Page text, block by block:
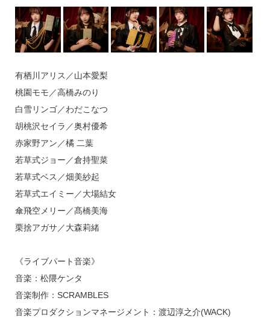
有栖川アリス／山本愛梨
桃園モモ／高橋みのり
白雪リンゴ／わだこなつ
胡桃沢セイラ／奥村優希
赤家野アン／橘 二葉
若草式ジョー／倉持聖菜
若草式ベス／畑美紗起
若草式エイミー／大場結女
傘飛空メリー／髙橋美海
栗捨アガサ／大森莉緒
《ライブパート音楽》
音楽：松隈ケンタ
音楽制作：SCRAMBLES
音楽プロダクションマネージメント：渡辺淳之介(WACK)